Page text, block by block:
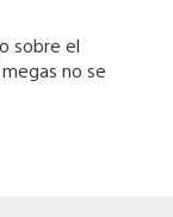
sobre el
no se